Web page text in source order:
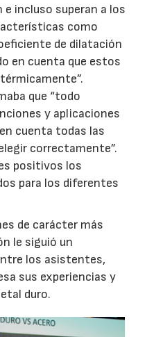
e incluso superan a los
como
de dilatación
en cuenta que estos
que “todo
y aplicaciones
cuenta todas las
correctamente”.
positivos los
para los diferentes
de carácter más
le siguió un
los asistentes,
sus experiencias y
duro.